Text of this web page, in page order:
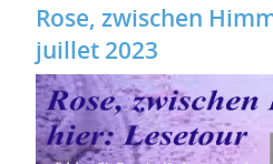
Rose, zwischen
juillet 2023